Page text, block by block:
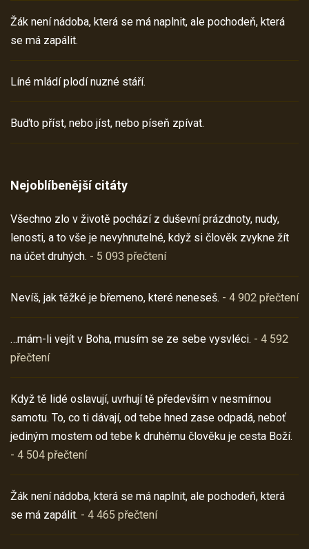
Žák není nádoba, která se má naplnit, ale pochodeň, která
se má zapálit.
Líné mládí plodí nuzné stáří.
Buďto příst, nebo jíst, nebo píseň zpívat.
Nejoblíbenější citáty
Všechno zlo v životě pochází z duševní prázdnoty, nudy,
lenosti, a to vše je nevyhnutelné, když si člověk zvykne žít
na účet druhých. - 5 093 přečtení
Nevíš, jak těžké je břemeno, které neneseš. - 4 902 přečtení
…mám-li vejít v Boha, musím se ze sebe vysvléci. - 4 592
přečtení
Když tě lidé oslavují, uvrhují tě především v nesmírnou
samotu. To, co ti dávají, od tebe hned zase odpadá, neboť
jediným mostem od tebe k druhému člověku je cesta Boží.
- 4 504 přečtení
Žák není nádoba, která se má naplnit, ale pochodeň, která
se má zapálit. - 4 465 přečtení